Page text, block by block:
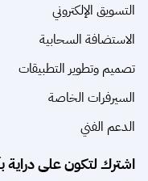
التسويق الإلكتروني
الاستضافة السحابية
تصميم وتطوير التطبيقات
السيرفرات الخاصة
الدعم الفني
اشترك لتكون على دراية